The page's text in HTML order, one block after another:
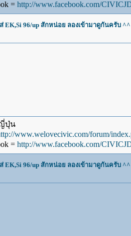
= http://www.facebook.com/
EK,Si 96/up สักหน่อย ลองเข้ามาดูกันครับ ^^
ปุ่น
www.welovecivic.com/forum/
= http://www.facebook.com/
EK,Si 96/up สักหน่อย ลองเข้ามาดูกันครับ ^^